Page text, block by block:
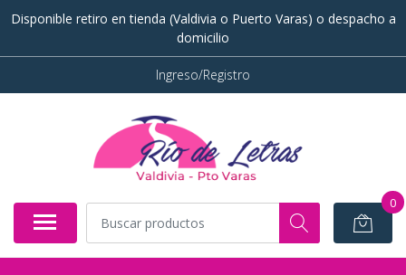
Disponible retiro en tienda (Valdivia o Puerto Varas) o despacho a
domicilio
Ingreso/Registro
0